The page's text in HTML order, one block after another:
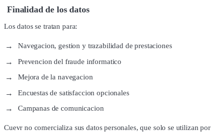
Finalidad de los datos
Los datos se tratan para:
Navegacion, gestion y trazabilidad de prestaciones
Prevencion del fraude informatico
Mejora de la navegacion
Encuestas de satisfaccion opcionales
Campanas de comunicacion
Cuevr no comercializa sus datos personales, que solo se utilizan por